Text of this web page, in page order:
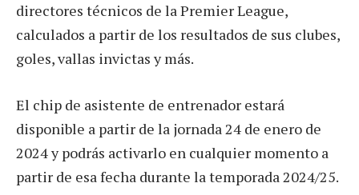
directores técnicos de la Premier League,
calculados a partir de los resultados de sus clubes,
goles, vallas invictas y más.
El chip de asistente de entrenador estará
disponible a partir de la jornada 24 de enero de
2024 y podrás activarlo en cualquier momento a
partir de esa fecha durante la temporada 2024/25.